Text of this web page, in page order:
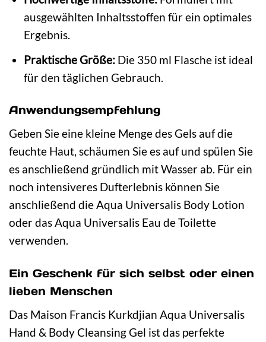
ausgewählten Inhaltsstoffen für ein optimales
Ergebnis.
Praktische Größe:Die 350 ml Flasche ist ideal
für den täglichen Gebrauch.
Anwendungsempfehlung
Geben Sie eine kleine Menge des Gels auf die
feuchte Haut, schäumen Sie es auf und spülen Sie
es anschließend gründlich mit Wasser ab. Für ein
noch intensiveres Dufterlebnis können Sie
anschließend die Aqua Universalis Body Lotion
oder das Aqua Universalis Eau de Toilette
verwenden.
Ein Geschenk für sich selbst oder einen
lieben Menschen
Das Maison Francis Kurkdjian Aqua Universalis
Hand & Body Cleansing Gel ist das perfekte